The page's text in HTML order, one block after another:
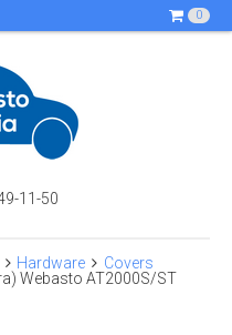
0
11-50
Hardware
Covers
Webasto АТ2000S/ST